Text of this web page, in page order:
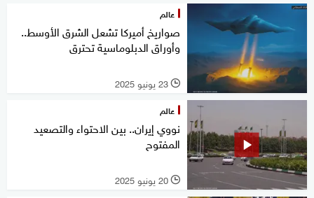
عالم
صواريخ أميركا تشعل الشرق الأوسط..
وأوراق الدبلوماسية تحترق
l 23 يونيو 2025
عالم
نووي إيران.. بين الاحتواء والتصعيد
المفتوح
l 20 يونيو 2025